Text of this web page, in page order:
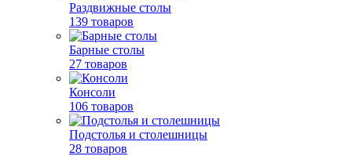
Раздвижные столы
139 товаров
Барные столы
27 товаров
Консоли
106 товаров
Подстолья и столешницы
28 товаров